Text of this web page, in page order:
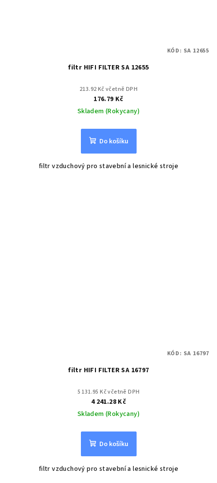
filtr HIFI FILTER SA 12655
213.92 Kč včetně DPH
176.79 Kč
Skladem (Rokycany)
Do košíku
filtr vzduchový pro stavební a lesnické stroje
KÓD: SA 12655
filtr HIFI FILTER SA 16797
5 131.95 Kč včetně DPH
4 241.28 Kč
Skladem (Rokycany)
Do košíku
filtr vzduchový pro stavební a lesnické stroje
KÓD: SA 16797